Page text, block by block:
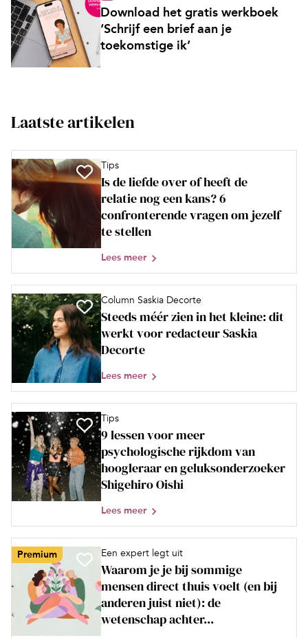
Download het gratis werkboek
‘Schrijf een brief aan je
toekomstige ik’
Laatste artikelen
Tips
Is de liefde over of heeft de
relatie nog een kans? 6
confronterende vragen om jezelf
te stellen
Lees meer
Column Saskia Decorte
Steeds méér zien in het kleine: dit
werkt voor redacteur Saskia
Decorte
Lees meer
Tips
9 lessen voor meer
psychologische rijkdom van
hoogleraar en geluksonderzoeker
Shigehiro Oishi
Lees meer
Premium Een expert legt uit
Waarom je je bij sommige
mensen direct thuis voelt (en bij
anderen juist niet): de
wetenschap achter...